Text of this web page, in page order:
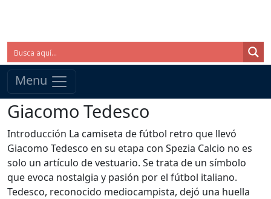
Menu
Giacomo Tedesco
Introducción La camiseta de fútbol retro que llevó
Giacomo Tedesco en su etapa con Spezia Calcio no es
solo un artículo de vestuario. Se trata de un símbolo
que evoca nostalgia y pasión por el fútbol italiano.
Tedesco, reconocido mediocampista, dejó una huella